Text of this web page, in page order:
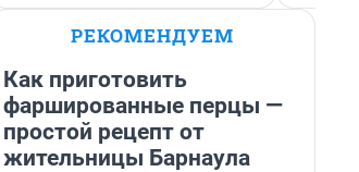
РЕКОМЕНДУЕМ
Как приготовить
фаршированные перцы —
простой рецепт от
жительницы Барнаула